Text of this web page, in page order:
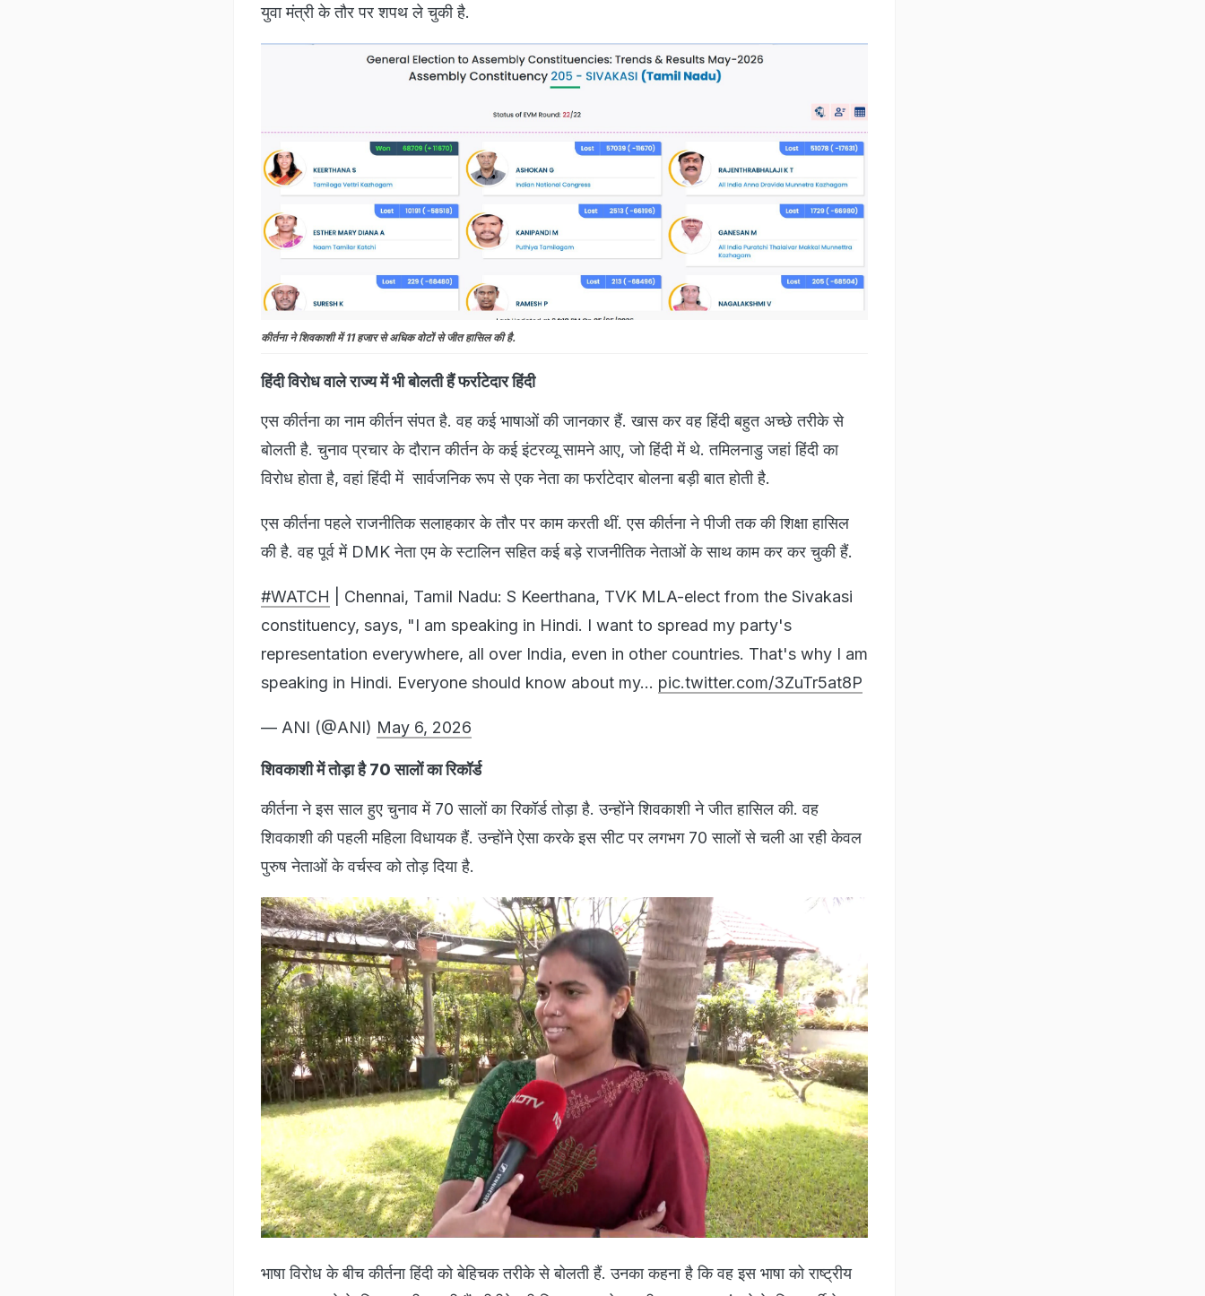
युवा मंत्री के तौर पर शपथ ले चुकी है.
कीर्तना ने शिवकाशी में 11 हजार से अधिक वोटों से जीत हासिल की है.
हिंदी विरोध वाले राज्य में भी बोलती हैं फर्राटेदार हिंदी
एस कीर्तना का नाम कीर्तन संपत है. वह कई भाषाओं की जानकार हैं. खास कर वह हिंदी बहुत अच्छे तरीके से
बोलती है. चुनाव प्रचार के दौरान कीर्तन के कई इंटरव्यू सामने आए, जो हिंदी में थे. तमिलनाडु जहां हिंदी का
विरोध होता है, वहां हिंदी में सार्वजनिक रूप से एक नेता का फर्राटेदार बोलना बड़ी बात होती है.
एस कीर्तना पहले राजनीतिक सलाहकार के तौर पर काम करती थीं. एस कीर्तना ने पीजी तक की शिक्षा हासिल
की है. वह पूर्व में DMK नेता एम के स्टालिन सहित कई बड़े राजनीतिक नेताओं के साथ काम कर कर चुकी हैं.
#WATCH | Chennai, Tamil Nadu: S Keerthana, TVK MLA-elect from the Sivakasi
constituency, says, "I am speaking in Hindi. I want to spread my party's
representation everywhere, all over India, even in other countries. That's why I am
speaking in Hindi. Everyone should know about my… pic.twitter.com/3ZuTr5at8P
— ANI (@ANI) May 6, 2026
शिवकाशी में तोड़ा है 70 सालों का रिकॉर्ड
कीर्तना ने इस साल हुए चुनाव में 70 सालों का रिकॉर्ड तोड़ा है. उन्होंने शिवकाशी ने जीत हासिल की. वह
शिवकाशी की पहली महिला विधायक हैं. उन्होंने ऐसा करके इस सीट पर लगभग 70 सालों से चली आ रही केवल
पुरुष नेताओं के वर्चस्व को तोड़ दिया है.
भाषा विरोध के बीच कीर्तना हिंदी को बेहिचक तरीके से बोलती हैं. उनका कहना है कि वह इस भाषा को राष्ट्रीय